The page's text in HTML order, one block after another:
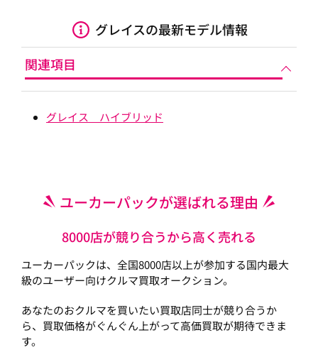
グレイスの最新モデル情報
関連項目
グレイス ハイブリッド
ユーカーパックが選ばれる理由
8000店が競り合うから高く売れる
ユーカーパックは、全国8000店以上が参加する国内最大
級のユーザー向けクルマ買取オークション。
あなたのおクルマを買いたい買取店同士が競り合うか
ら、買取価格がぐんぐん上がって高価買取が期待できま
す。